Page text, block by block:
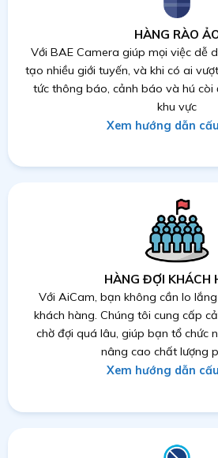
HÀNG RÀO
Với BAE Camera giúp mọi việc dễ
tạo nhiều giới tuyến, và khi có ai
tức thông báo, cảnh báo và hú còi
khu vực
Xem hướng dẫn
HÀNG ĐỢI KHÁCH
Với AiCam, bạn không cần lo
khách hàng. Chúng tôi cung cấp
chờ đợi quá lâu, giúp bạn tổ chức
nâng cao chất lượng
Xem hướng dẫn